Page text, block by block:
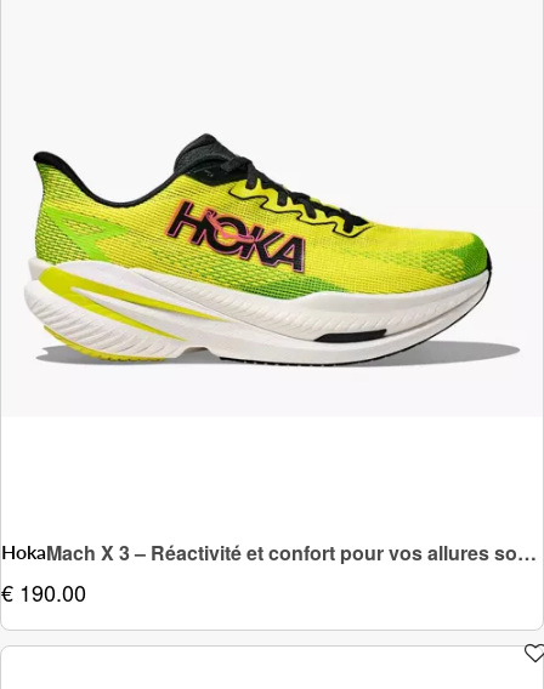
Hoka Mach X 3 – Réactivité et confort pour vos allures soutenues
€ 190.00